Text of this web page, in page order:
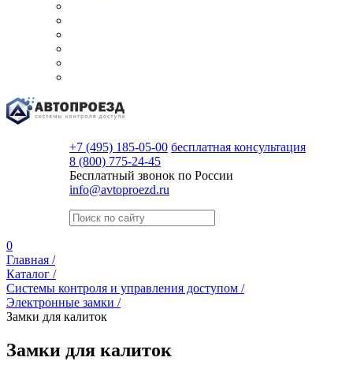
+7 (495) 185-05-00 бесплатная консультация
8 (800) 775-24-45
Бесплатный звонок по России
info@avtoproezd.ru
0
Главная /
Каталог /
Системы контроля и управления доступом /
Электронные замки /
Замки для калиток
Замки для калиток